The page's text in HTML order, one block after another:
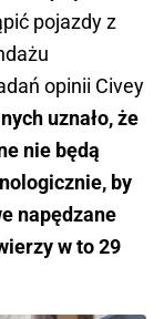
pojazdy z
opinii Civey
uznało, że
nie będą
by
napędzane
w to 29